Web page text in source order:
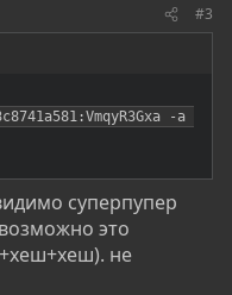
#3
-a
суперпупер
это
не